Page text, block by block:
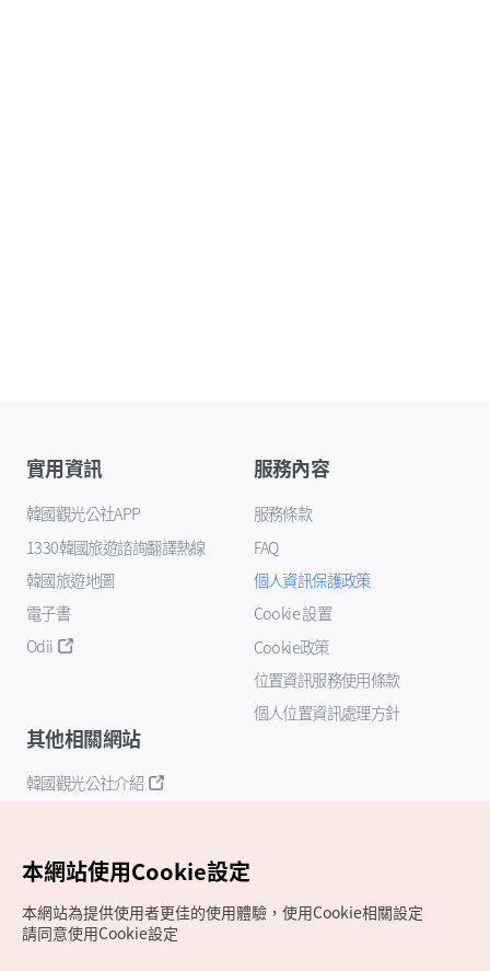
實用資訊
韓國觀光公社APP
1330韓國旅遊諮詢翻譯熱線
韓國旅遊地圖
電子書
Odii
服務內容
服務條款
FAQ
個人資訊保護政策
Cookie 設置
Cookie政策
位置資訊服務使用條款
個人位置資訊處理方針
其他相關網站
韓國觀光公社介紹
本網站使用Cookie設定
本網站為提供使用者更佳的使用體驗，使用Cookie相關設定
請同意使用Cookie設定